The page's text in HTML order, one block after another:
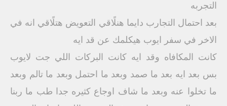
التجربه
بعد احتمال التجارب دايما هنلًاقي التعويض هتلًاقي انه في
الاخر في سفر ايوب هيكلمك عن قد ايه
كانت المكافاه وقد ايه كانت البركات اللي جت لايوب
بس بعد ايه بعد ما صمد وبعد ما احتمل وبعد ما تالم وبعد
ما تخلوا عنه وبعد ما شاف اوجاع كثيره جدا طب ما ربنا